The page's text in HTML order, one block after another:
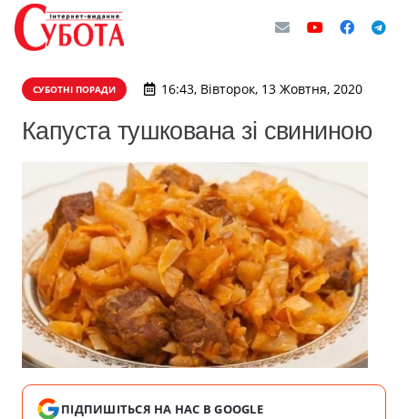
СУБОТНІ ПОРАДИ 16:43, Вівторок, 13 Жовтня, 2020
Капуста тушкована зі свининою
ПІДПИШІТЬСЯ НА НАС В GOOGLE